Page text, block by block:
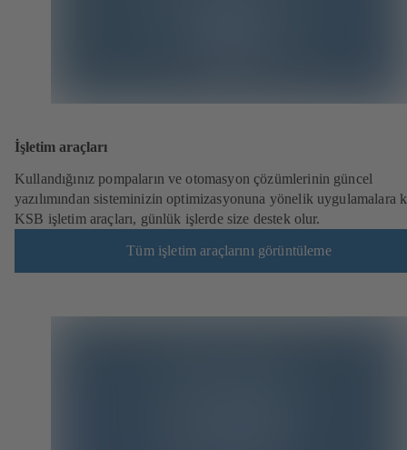
İşletim araçları
Kullandığınız pompaların ve otomasyon çözümlerinin güncel
yazılımından sisteminizin optimizasyonuna yönelik uygulamalara
KSB işletim araçları, günlük işlerde size destek olur.
Tüm işletim araçlarını görüntüleme